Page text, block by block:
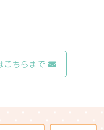
こちらまで